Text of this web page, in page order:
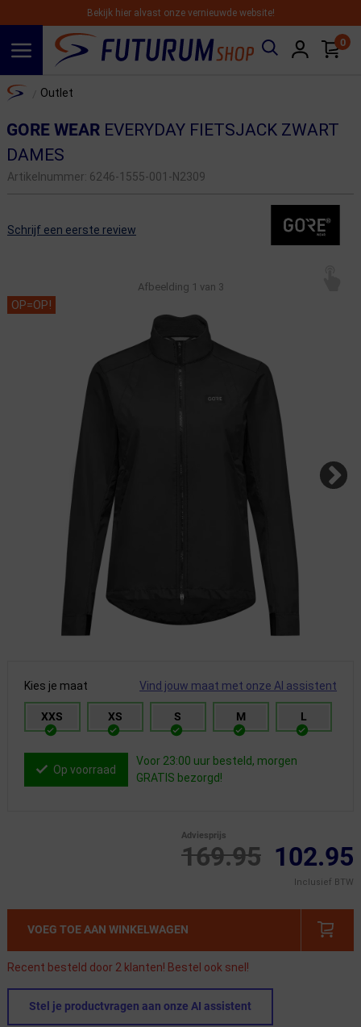
Bekijk hier alvast onze vernieuwde website!
0
Home Outlet
GORE WEAREVERYDAY FIETSJACK ZWART
DAMES
Artikelnummer: 6246-1555-001-N2309
Schrijf een eerste review
Afbeelding 1 van 3
OP=OP!
Kies je maat Vind jouw maat met onze AI assistent
XXS XS S M L
Op voorraad
Voor 23:00 uur besteld, morgen
GRATIS bezorgd!
169.95
Adviesprijs
102.95
Inclusief BTW
VOEG TOE AAN WINKELWAGEN
Recent besteld door 2 klanten! Bestel ook snel!
Stel je productvragen aan onze AI assistent